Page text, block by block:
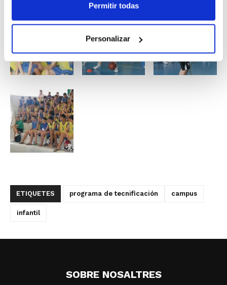
Permitir todas
Personalizar
pago fraccionado
ETIQUETES programa de tecnificación campus
infantil
SOBRE NOSALTRES